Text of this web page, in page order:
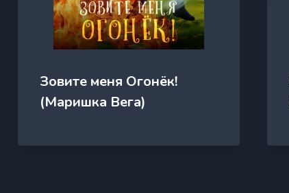
Зовите меня Огонёк!
(Маришка Вега)